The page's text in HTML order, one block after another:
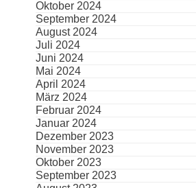
Oktober 2024
September 2024
August 2024
Juli 2024
Juni 2024
Mai 2024
April 2024
März 2024
Februar 2024
Januar 2024
Dezember 2023
November 2023
Oktober 2023
September 2023